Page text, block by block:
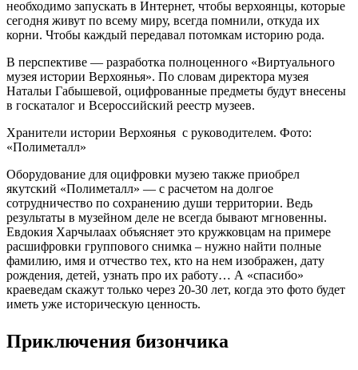
необходимо запускать в Интернет, чтобы верхоянцы, которые
сегодня живут по всему миру, всегда помнили, откуда их
корни. Чтобы каждый передавал потомкам историю рода.
В перспективе — разработка полноценного «Виртуального
музея истории Верхоянья». По словам директора музея
Натальи Габышевой, оцифрованные предметы будут внесены
в госкаталог и Всероссийский реестр музеев.
Хранители истории Верхоянья с руководителем. Фото:
«Полиметалл»
Оборудование для оцифровки музею также приобрел
якутский «Полиметалл» — с расчетом на долгое
сотрудничество по сохранению души территории. Ведь
результаты в музейном деле не всегда бывают мгновенны.
Евдокия Харчылаах объясняет это кружковцам на примере
расшифровки группового снимка – нужно найти полные
фамилию, имя и отчество тех, кто на нем изображен, дату
рождения, детей, узнать про их работу… А «спасибо»
краеведам скажут только через 20-30 лет, когда это фото будет
иметь уже историческую ценность.
Приключения бизончика